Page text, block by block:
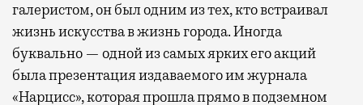
галеристом, он был одним из тех, кто встраивал
жизнь искусства в жизнь города. Иногда
буквально — одной из самых ярких его акций
была презентация издаваемого им журнала
«Нарцисс», которая прошла прямо в подземном